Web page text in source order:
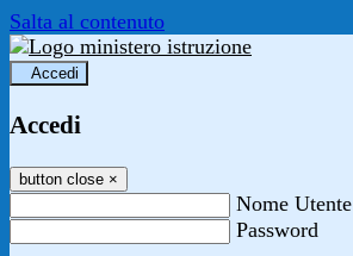
Salta al contenuto
Accedi
Accedi
button close ×
Nome Utente
Password